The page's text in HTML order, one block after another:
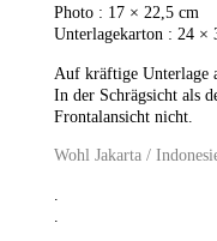
Photo : 17 × 22,5 cm
Unterlagekarton : 24 ×
Auf kräftige Unterlage
In der Schrägsicht als
Frontalansicht nicht.
Wohl Jakarta /